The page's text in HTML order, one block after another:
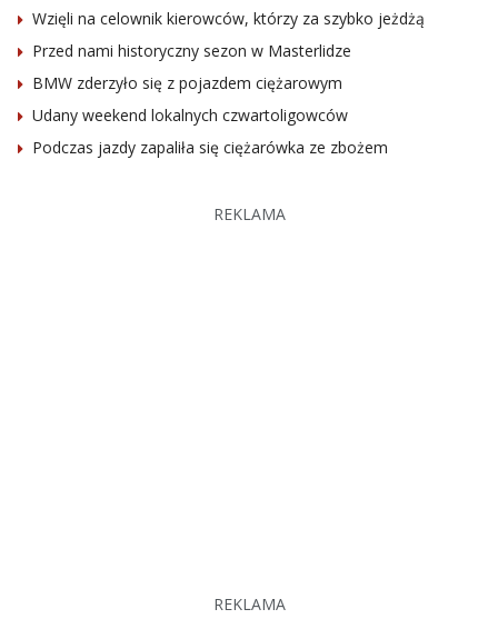
Wzięli na celownik kierowców, którzy za szybko jeżdżą
Przed nami historyczny sezon w Masterlidze
BMW zderzyło się z pojazdem ciężarowym
Udany weekend lokalnych czwartoligowców
Podczas jazdy zapaliła się ciężarówka ze zbożem
REKLAMA
REKLAMA